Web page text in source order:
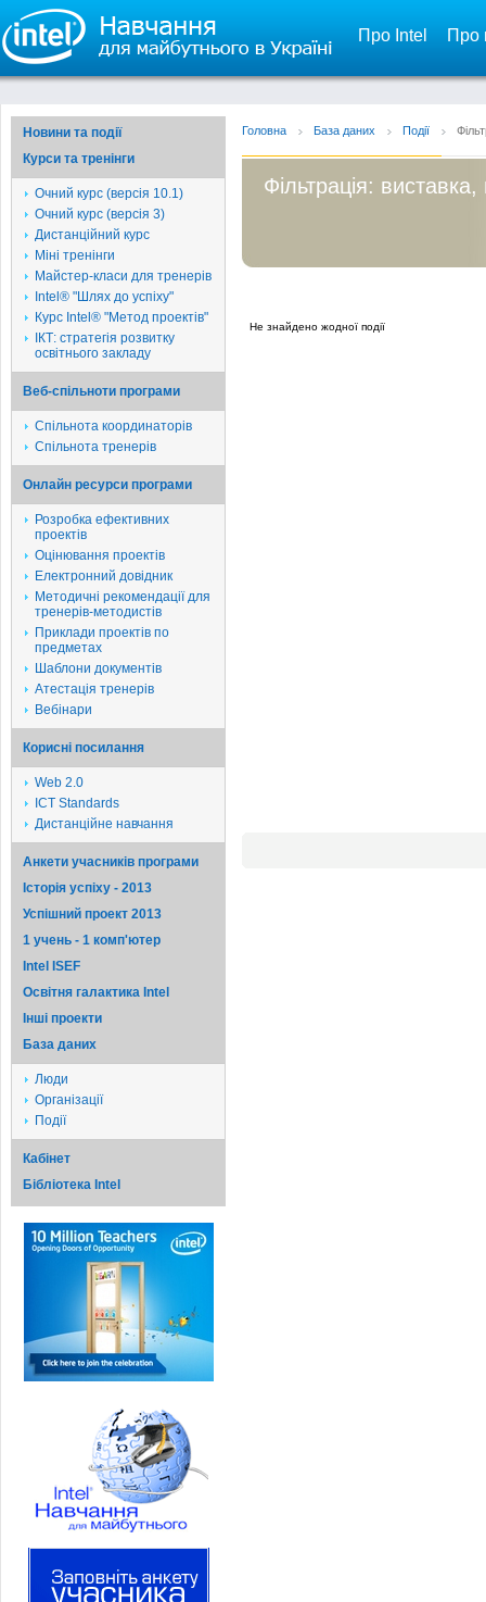
Про Intel Про
Новини та події
Курси та тренінги
Очний курс (версія 10.1)
Очний курс (версія 3)
Дистанційний курс
Міні тренінги
Майстер-класи для тренерів
Intel® "Шлях до успіху"
Курс Intel® "Метод проектів"
ІКТ: стратегія розвитку
освітнього закладу
Веб-спільноти програми
Спільнота координаторів
Спільнота тренерів
Онлайн ресурси програми
Розробка ефективних
проектів
Оцінювання проектів
Електронний довідник
Методичні рекомендації для
тренерів-методистів
Приклади проектів по
предметах
Шаблони документів
Атестація тренерів
Вебінари
Корисні посилання
Web 2.0
ICT Standards
Дистанційне навчання
Анкети учасників програми
Історія успіху - 2013
Успішний проект 2013
1 учень - 1 комп'ютер
Intel ISEF
Освітня галактика Intel
Iншi проекти
База даних
Люди
Організації
Події
Кабінет
Бібліотека Intel
Головна База даних Події
Фільтрація:
Не знайдено жодної події